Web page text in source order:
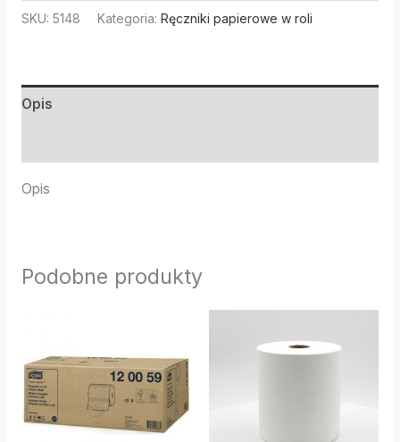
SKU: 5148 Kategoria: Ręczniki papierowe w roli
Opis
Opis
Podobne produkty